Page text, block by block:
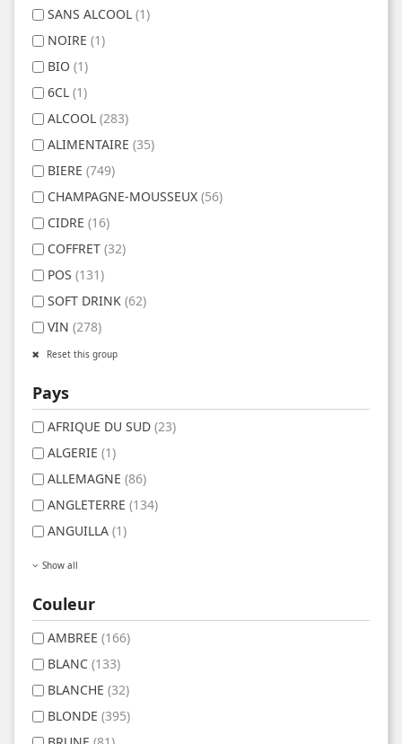
SANS ALCOOL (1)
NOIRE (1)
BIO (1)
6CL (1)
ALCOOL (283)
ALIMENTAIRE (35)
BIERE (749)
CHAMPAGNE-MOUSSEUX (56)
CIDRE (16)
COFFRET (32)
POS (131)
SOFT DRINK (62)
VIN (278)
Reset this group
Pays
AFRIQUE DU SUD (23)
ALGERIE (1)
ALLEMAGNE (86)
ANGLETERRE (134)
ANGUILLA (1)
Show all
Couleur
AMBREE (166)
BLANC (133)
BLANCHE (32)
BLONDE (395)